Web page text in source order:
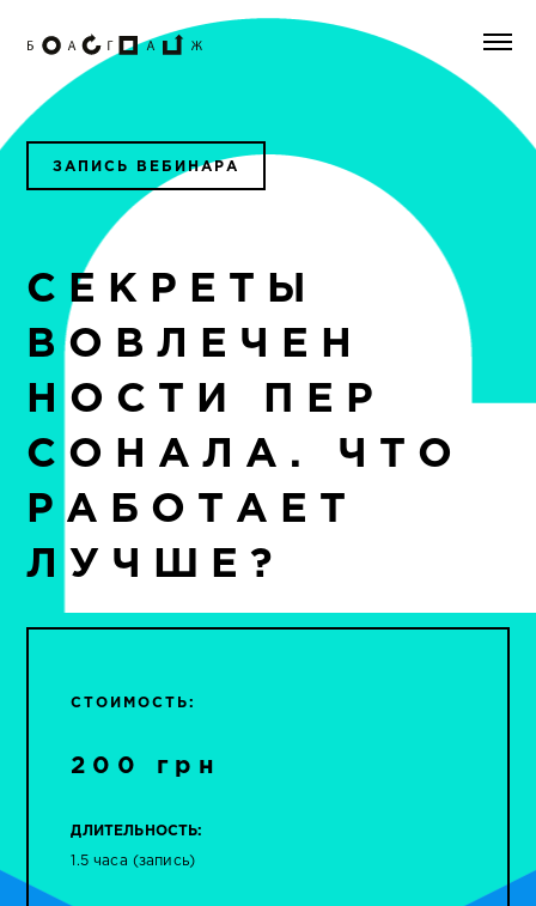
ЗАПИСЬ ВЕБИНАРА
СЕКРЕТЫ
ВОВЛЕЧЕН
НОСТИ ПЕР
СОНАЛА. ЧТО
РАБОТАЕТ
ЛУЧШЕ?
СТОИМОСТЬ:
200 грн
ДЛИТЕЛЬНОСТЬ:
1.5 часа (запись)